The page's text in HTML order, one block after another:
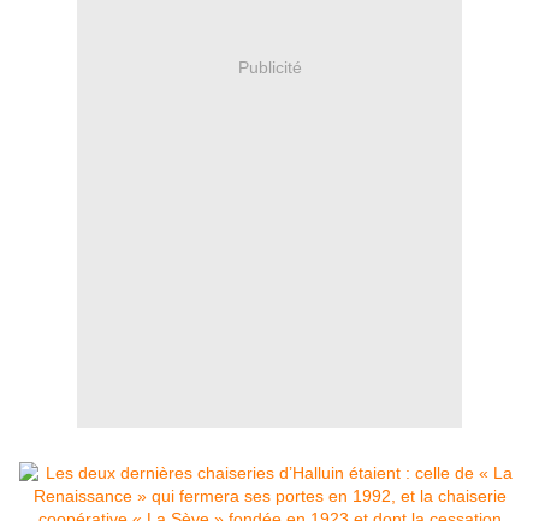
Publicité